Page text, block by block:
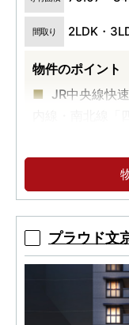
間取り 2LDK・
物件のポイント
JR中央線快
内線・南北線
全邸南向き
と緑を見渡す豊
ン。プラウド文